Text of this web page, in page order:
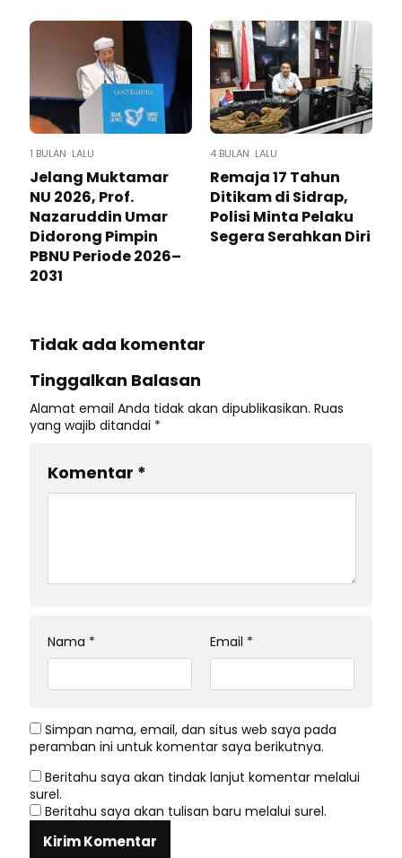
1 BULAN LALU
Jelang Muktamar
NU 2026, Prof.
Nazaruddin Umar
Didorong Pimpin
PBNU Periode 2026–
2031
4 BULAN LALU
Remaja 17 Tahun
Ditikam di Sidrap,
Polisi Minta Pelaku
Segera Serahkan Diri
Tidak ada komentar
Tinggalkan Balasan
Alamat email Anda tidak akan dipublikasikan. Ruas
yang wajib ditandai *
Komentar *
Nama * Email *
Simpan nama, email, dan situs web saya pada
peramban ini untuk komentar saya berikutnya.
Beritahu saya akan tindak lanjut komentar melalui
surel.
Beritahu saya akan tulisan baru melalui surel.